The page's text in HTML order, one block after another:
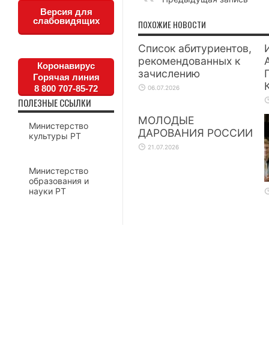
ПОХОЖИЕ НОВОСТИ
Список абитуриентов,
рекомендованных к
зачислению
06.07.2026
МОЛОДЫЕ
ДАРОВАНИЯ РОССИИ
21.07.2026
Версия для
слабовидящих
Коронавирус
Горячая линия
8 800 707-85-72
ПОЛЕЗНЫЕ ССЫЛКИ
Министерство
культуры РТ
Министерство
образования и
науки РТ